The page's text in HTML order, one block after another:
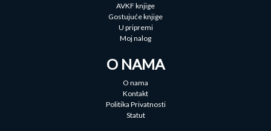
AVKF knjige
Gostujuće knjige
U pripremi
Moj nalog
O NAMA
O nama
Kontakt
Politika Privatnosti
Statut